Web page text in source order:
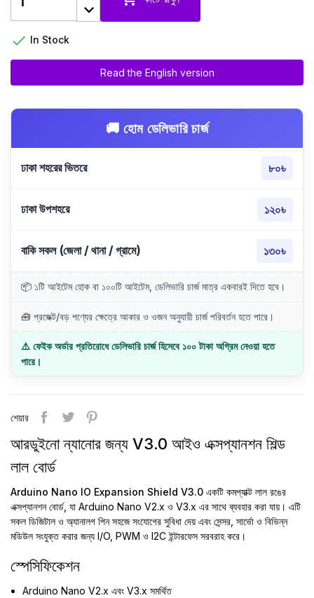
 In Stock
Read the English version
🚚 হোম ডেলিভারি চার্জ
ঢাকা শহরের ভিতরে ৮০৳
ঢাকা উপশহরে ১২০৳
বাকি সকল (জেলা / থানা / গ্রামে) ১৩০৳
📦 ১টি আইটেম হোক বা ১০০টি আইটেম, ডেলিভারি চার্জ মাত্র একবারই দিতে হবে।
🧰 প্রজেক্ট/বড় পণ্যের ক্ষেত্রে আকার ও ওজন অনুযায়ী চার্জ পরিবর্তন হতে পারে।
⚠️ ফেইক অর্ডার প্রতিরোধে ডেলিভারি চার্জ হিসেবে ১০০ টাকা অগ্রিম নেওয়া হতে
পারে।
শেয়ার
আরডুইনো ন্যানোর জন্য V3.0 আইও এক্সপ্যানশন শিল্ড
লাল বোর্ড
Arduino Nano IO Expansion Shield V3.0 একটি কমপ্যাক্ট লাল রঙের
এক্সপ্যানশন বোর্ড, যা Arduino Nano V2.x ও V3.x এর সাথে ব্যবহার করা যায়। এটি
সকল ডিজিটাল ও অ্যানালগ পিন সহজে সংযোগের সুবিধা দেয় এবং সেন্সর, সার্ভো ও বিভিন্ন
মডিউল সংযুক্ত করার জন্য I/O, PWM ও I2C ইন্টারফেস সরবরাহ করে।
স্পেসিফিকেশন
Arduino Nano V2.x এবং V3.x সমর্থিত